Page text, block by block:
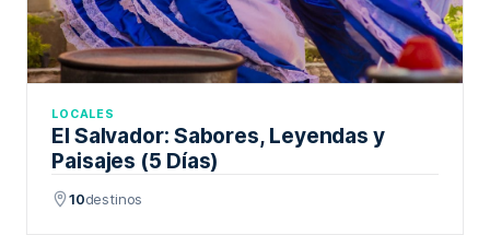
LOCALES
El Salvador: Sabores, Leyendas y
Paisajes (5 Días)
10destinos